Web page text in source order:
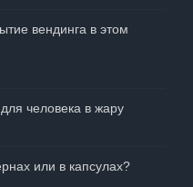
вендинга в этом
человека в жару
или в капсулах?